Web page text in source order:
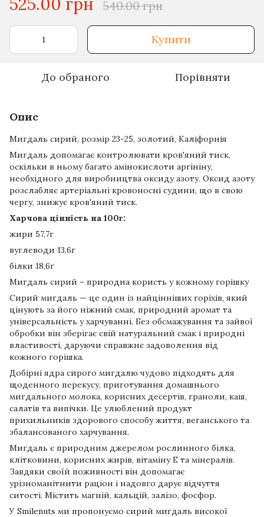
540.00 грн
Купити
До обраного Порівняти
Опис
Мигдаль сирий, розмір 23-25, золотий, Каліфорнія
Мигдаль допомагає контролювати кров'яний тиск,
оскільки в ньому багато амінокислоти аргініну,
необхідного для виробництва оксиду азоту. Оксид азоту
розслабляє артеріальні кровоносні судини, що в свою
чергу, знижує кров'яний тиск.
Харчова цінність на 100г:
жири 57,7г
вуглеводи 13,6г
білки 18,6г
Мигдаль сирий – природна користь у кожному горішку
Сирий мигдаль — це один із найцінніших горіхів, який
цінують за його ніжний смак, природний аромат та
універсальність у харчуванні. Без обсмажування та зайвої
обробки він зберігає свій натуральний смак і природні
властивості, даруючи справжнє задоволення від
кожного горішка.
Добірні ядра сирого мигдалю чудово підходять для
щоденного перекусу, приготування домашнього
мигдального молока, корисних десертів, граноли, каш,
салатів та випічки. Це улюблений продукт
прихильників здорового способу життя, веганського та
збалансованого харчування.
Мигдаль є природним джерелом рослинного білка,
клітковини, корисних жирів, вітаміну Е та мінералів.
Завдяки своїй поживності він допомагає
урізноманітнити раціон і надовго дарує відчуття
ситості. Містить магній, кальцій, залізо, фосфор.
У Smilenuts ми пропонуємо сирий мигдаль високої